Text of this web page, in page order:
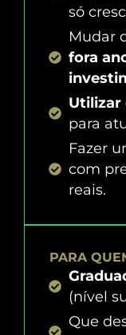
só
Mudar
fora
Utilizar
para
Fazer
com
reais.
PARA
(nível
Que